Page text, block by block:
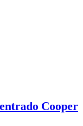
Cooper